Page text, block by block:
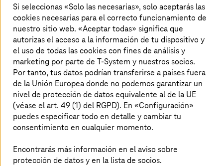
Maximiza el valor de tu negocio con
Cloud Financial Management de
T-Systems
Mantener los costes cloud bajo control no siempre es
fácil. AWS ofrece diversas herramientas y servicios para
ayudar a las organizaciones a aumentar el rendimiento y
el valor empresarial mediante la gestión eficiente de los
costes y las cargas de trabajo de AWS. Los expertos de
T-Systems te respaldarán con Cloud Financial
Management o una estrategia FinOps en diferentes
áreas críticas para el negocio, por ejemplo:
Estrategias de optimización: desarrollo y aplicación
de estrategias para optimizar el coste y el uso del
Si seleccionas «Solo las necesarias», solo aceptarás las
cookies necesarias para el correcto funcionamiento de
nuestro sitio web. «Aceptar todas» significa que
autorizas el acceso a la información de tu dispositivo y
el uso de todas las cookies con fines de análisis y
marketing por parte de T-System y nuestros socios.
Por tanto, tus datos podrían transferirse a países fuera
de la Unión Europea donde no podemos garantizar un
nivel de protección de datos equivalente al de la UE
(véase el art. 49 (1) del RGPD). En «Configuración»
puedes especificar todo en detalle y cambiar tu
consentimiento en cualquier momento.
Encontrarás más información en el aviso sobre
protección de datos y en la lista de socios.